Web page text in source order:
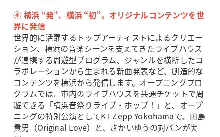
④ 横浜 “発”、横浜 “初”。オリジナルコンテンツを世
界に発信
世界的に活躍するトップアーティストによるクリエー
ション、横浜の音楽シーンを支えてきたライブハウス
が連携する周遊型プログラム、ジャンルを横断したコ
ラボレーションから生まれる新曲発表など、創造的な
コンテンツを横浜から発信します。オープニングプロ
グラムでは、市内のライブハウスを共通チケットで周
遊できる「横浜音祭りライブ・ホップ！」と、オープ
ニングの特別公演としてKT Zepp Yokohamaで、田島
貴男（Original Love）と、さかいゆうの対バンが実